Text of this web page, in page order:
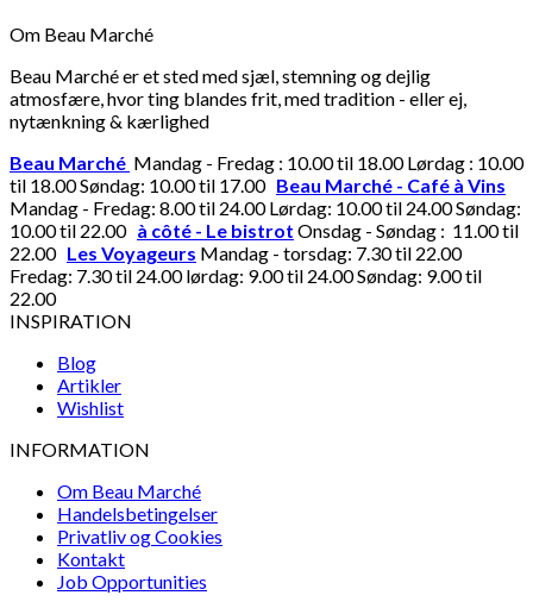
Om Beau Marché
Beau Marché er et sted med sjæl, stemning og dejlig
atmosfære, hvor ting blandes frit, med tradition - eller ej,
nytænkning & kærlighed
Beau Marché Mandag - Fredag : 10.00 til 18.00 Lørdag : 10.00
til 18.00 Søndag: 10.00 til 17.00 Beau Marché - Café à Vins
Mandag - Fredag: 8.00 til 24.00 Lørdag: 10.00 til 24.00 Søndag:
10.00 til 22.00 à côté - Le bistrot Onsdag - Søndag : 11.00 til
22.00 Les Voyageurs Mandag - torsdag: 7.30 til 22.00
Fredag: 7.30 til 24.00 lørdag: 9.00 til 24.00 Søndag: 9.00 til
22.00
INSPIRATION
Blog
Artikler
Wishlist
INFORMATION
Om Beau Marché
Handelsbetingelser
Privatliv og Cookies
Kontakt
Job Opportunities